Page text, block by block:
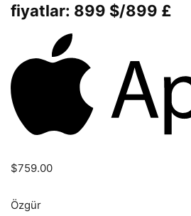
fiyatlar: 899 $/899 £
$759.00
Özgür